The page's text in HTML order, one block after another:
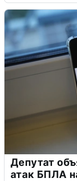
Депутат
атак БПЛА